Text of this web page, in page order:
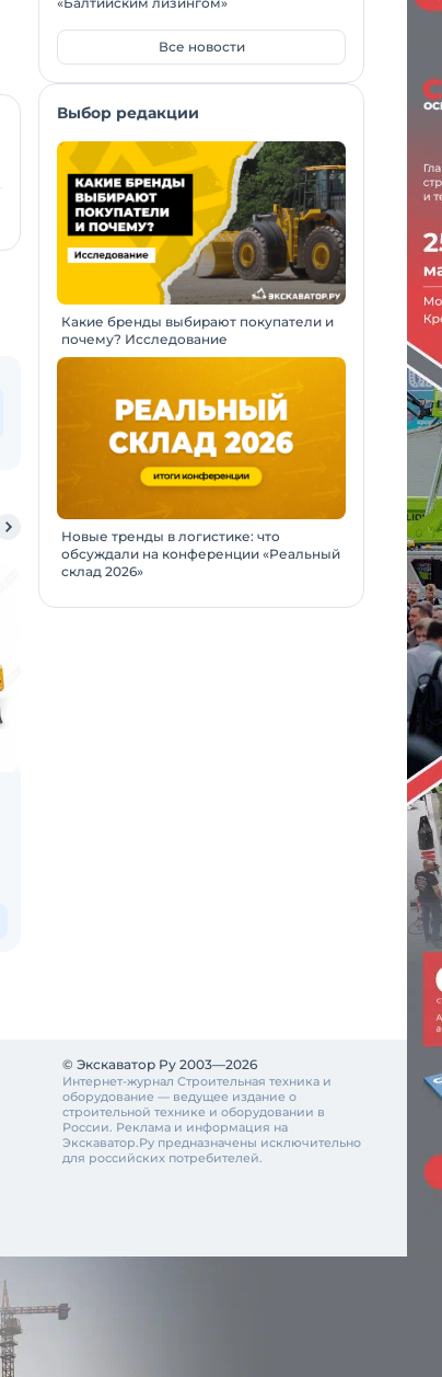
Москва
8
Все новости
Выбор редакции
Какие бренды выбирают покупатели и
почему? Исследование
Новые тренды в логистике: что
обсуждали на конференции «Реальный
склад 2026»
© Экскаватор Ру 2003—2026
Интернет-журнал Строительная техника и
оборудование — ведущее издание о
строительной технике и оборудовании в
России. Реклама и информация на
Экскаватор.Ру предназначены исключительно
для российских потребителей.